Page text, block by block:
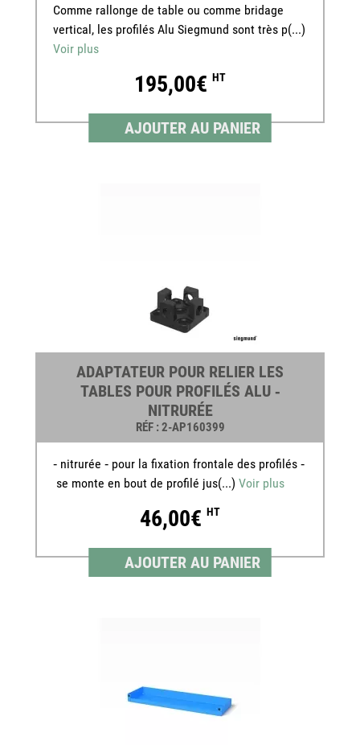
Comme rallonge de table ou comme bridage
vertical, les profilés Alu Siegmund sont très p(...)
Voir plus
195,00€ HT
AJOUTER AU PANIER
ADAPTATEUR POUR RELIER LES
TABLES POUR PROFILÉS ALU ‐
NITRURÉE
RÉF: 2-AP160399
‐ nitrurée ‐ pour la fixation frontale des profilés ‐
se monte en bout de profilé jus(...) Voir plus
46,00€ HT
AJOUTER AU PANIER